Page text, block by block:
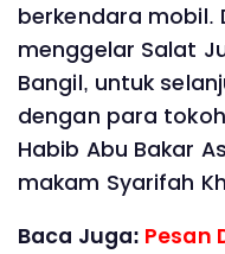
berkendara mobil.
menggelar Salat
Bangil, untuk
dengan para
Habib Abu Bakar
makam Syarifah
Baca Juga: Pesan